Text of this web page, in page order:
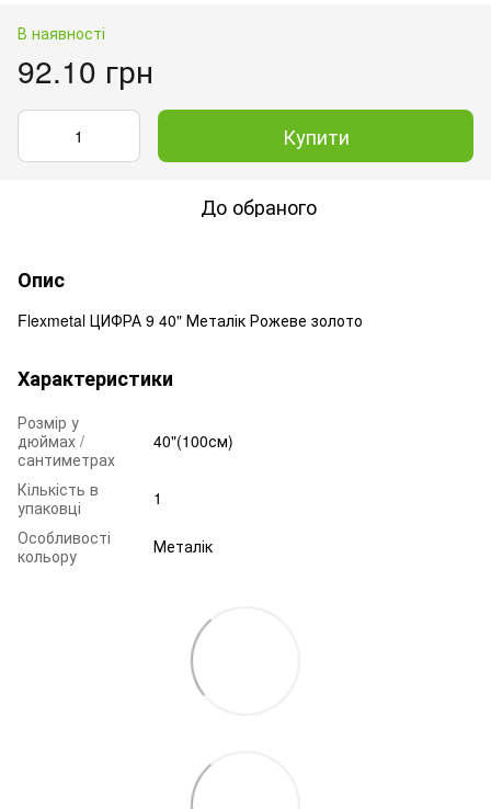
В наявності
92.10 грн
Купити
До обраного
Опис
Flexmetal ЦИФРА 9 40" Металік Рожеве золото
Характеристики
Розмір у
дюймах /
сантиметрах
40"(100см)
Кількість в
упаковці
1
Особливості
кольору
Металік